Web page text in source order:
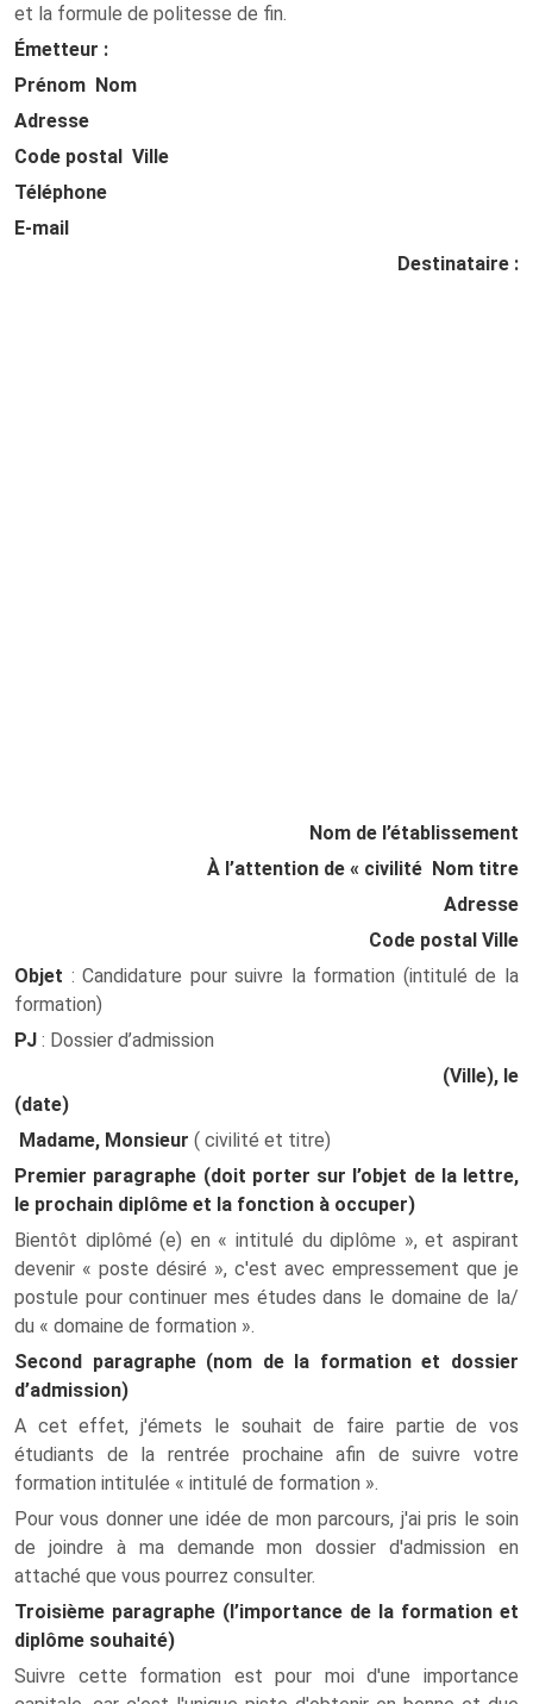
et la formule de politesse de fin.
Émetteur :
Prénom Nom
Adresse
Code postal Ville
Téléphone
E-mail
Destinataire :
Nom de l’établissement
À l’attention de « civilité Nom titre
Adresse
Code postal Ville
Objet : Candidature pour suivre la formation (intitulé de la
formation)
PJ : Dossier d’admission
(Ville), le
(date)
Madame, Monsieur ( civilité et titre)
Premier paragraphe (doit porter sur l’objet de la lettre,
le prochain diplôme et la fonction à occuper)
Bientôt diplômé (e) en « intitulé du diplôme », et aspirant
devenir « poste désiré », c'est avec empressement que je
postule pour continuer mes études dans le domaine de la/
du « domaine de formation ».
Second paragraphe (nom de la formation et dossier
d’admission)
A cet effet, j'émets le souhait de faire partie de vos
étudiants de la rentrée prochaine afin de suivre votre
formation intitulée « intitulé de formation ».
Pour vous donner une idée de mon parcours, j'ai pris le soin
de joindre à ma demande mon dossier d'admission en
attaché que vous pourrez consulter.
Troisième paragraphe (l’importance de la formation et
diplôme souhaité)
Suivre cette formation est pour moi d'une importance